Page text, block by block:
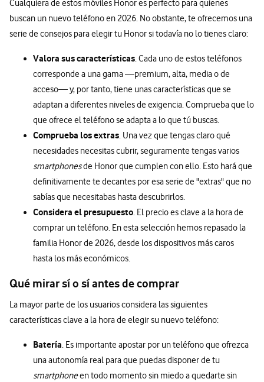
Cualquiera de estos móviles Honor es perfecto para quienes
buscan un nuevo teléfono en 2026. No obstante, te ofrecemos una
serie de consejos para elegir tu Honor si todavía no lo tienes claro:
Valora sus características. Cada uno de estos teléfonos
corresponde a una gama —premium, alta, media o de
acceso— y, por tanto, tiene unas características que se
adaptan a diferentes niveles de exigencia. Comprueba que lo
que ofrece el teléfono se adapta a lo que tú buscas.
Comprueba los extras. Una vez que tengas claro qué
necesidades necesitas cubrir, seguramente tengas varios
smartphonesde Honor que cumplen con ello. Esto hará que
definitivamente te decantes por esa serie de "extras" que no
sabías que necesitabas hasta descubrirlos.
Considera el presupuesto. El precio es clave a la hora de
comprar un teléfono. En esta selección hemos repasado la
familia Honor de 2026, desde los dispositivos más caros
hasta los más económicos.
Qué mirar sí o sí antes de comprar
La mayor parte de los usuarios considera las siguientes
características clave a la hora de elegir su nuevo teléfono:
Batería. Es importante apostar por un teléfono que ofrezca
una autonomía real para que puedas disponer de tu
smartphoneen todo momento sin miedo a quedarte sin